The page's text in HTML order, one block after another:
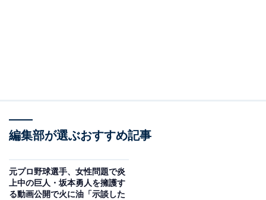
編集部が選ぶおすすめ記事
元プロ野球選手、女性問題で炎
上中の巨人・坂本勇人を擁護す
る動画公開で火に油「示談した